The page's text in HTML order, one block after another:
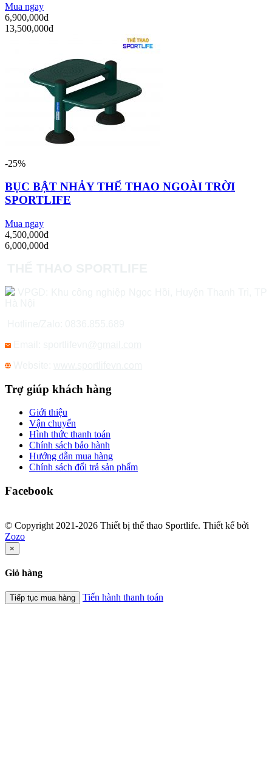
Mua ngay
6,900,000đ
13,500,000đ
-25%
BỤC BẬT NHẢY THỂ THAO NGOÀI TRỜI
SPORTLIFE
Mua ngay
4,500,000đ
6,000,000đ
Trợ giúp khách hàng
Giới thiệu
Vận chuyển
Hình thức thanh toán
Chính sách bảo hành
Hướng dẫn mua hàng
Chính sách đổi trả sản phẩm
Facebook
© Copyright 2021-2026 Thiết bị thể thao Sportlife. Thiết kế bởi
Zozo
×
Giỏ hàng
Tiếp tục mua hàng Tiến hành thanh toán